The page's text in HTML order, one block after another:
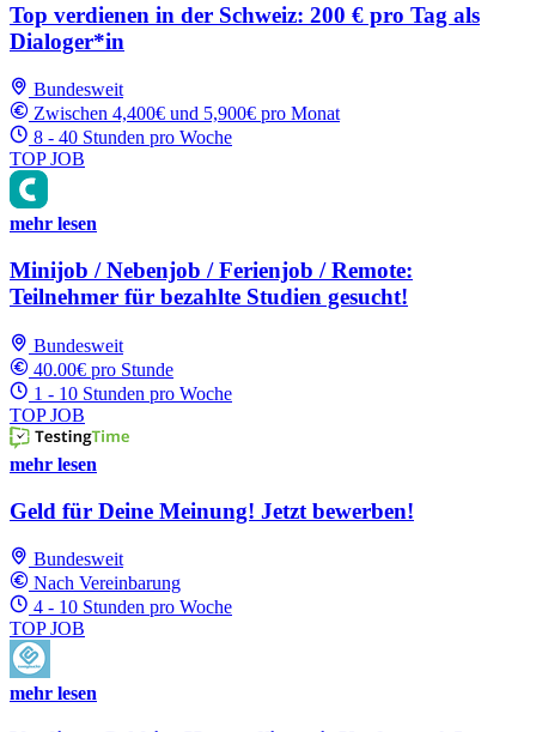
Top verdienen in der Schweiz: 200 € pro Tag als
Dialoger*in
Bundesweit
Zwischen 4,400€ und 5,900€ pro Monat
8 - 40 Stunden pro Woche
TOP JOB
mehr lesen
Minijob / Nebenjob / Ferienjob / Remote:
Teilnehmer für bezahlte Studien gesucht!
Bundesweit
40.00€ pro Stunde
1 - 10 Stunden pro Woche
TOP JOB
mehr lesen
Geld für Deine Meinung! Jetzt bewerben!
Bundesweit
Nach Vereinbarung
4 - 10 Stunden pro Woche
TOP JOB
mehr lesen